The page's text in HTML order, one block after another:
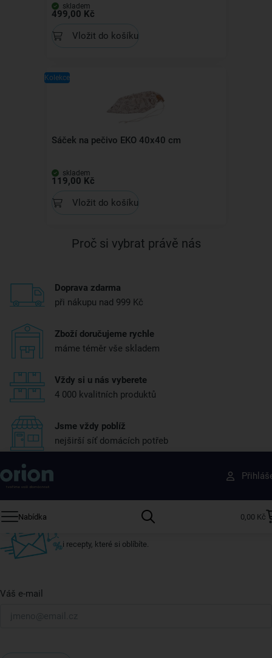
skladem
499,00 Kč
Vložit do košíku
Kolekce
Sáček na pečivo EKO 40x40 cm
skladem
119,00 Kč
Vložit do košíku
Proč si vybrat právě nás
Doprava zdarma
při nákupu nad 999 Kč
Zboží doručujeme rychle
máme téměr vše skladem
Vždy si u nás vyberete
4 000 kvalitních produktů
Jsme vždy poblíž
nejširší síť domácích potřeb
Nabídka 0,00 Kč
Získejte rady, recepty a tipy na slevy dřív než
ostatní
Přihlaste se k odběru našeho newsletteru.
i recepty, které si oblíbíte.
Váš e-mail